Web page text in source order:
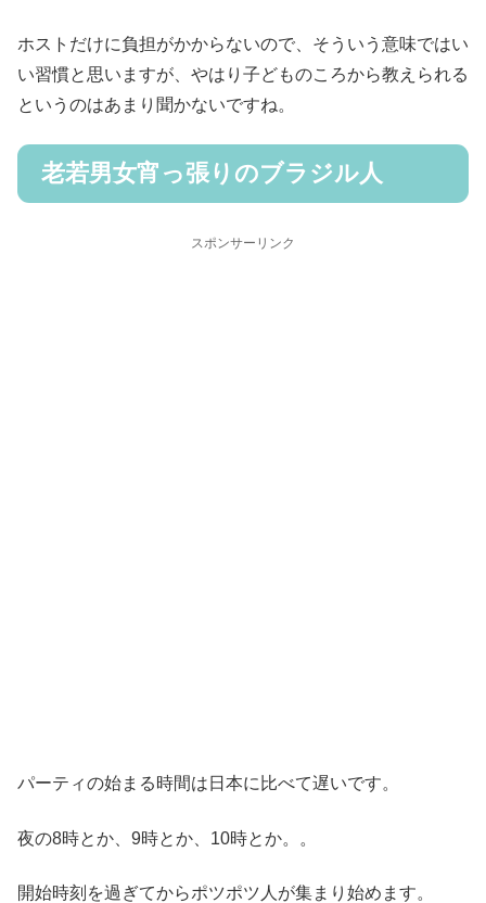
ホストだけに負担がかからないので、そういう意味ではい
い習慣と思いますが、やはり子どものころから教えられる
というのはあまり聞かないですね。
老若男女宵っ張りのブラジル人
スポンサーリンク
パーティの始まる時間は日本に比べて遅いです。
夜の8時とか、9時とか、10時とか。。
開始時刻を過ぎてからポツポツ人が集まり始めます。